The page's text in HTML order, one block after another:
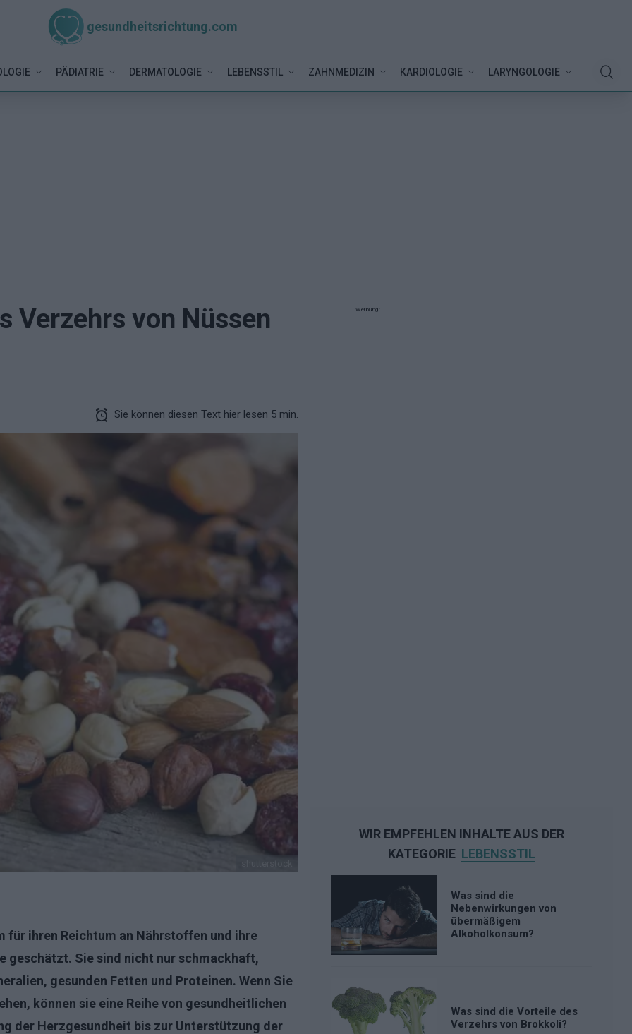
gesundheitsrichtung.com
PÄDIATRIE DERMATOLOGIE LEBENSSTIL ZAHNMEDIZIN KARDIOLOGIE LARYNGOLOGIE
Verzehrs von Nüssen
Sie können diesen Text hier lesen 5 min.
für ihren Reichtum an Nährstoffen und ihre
geschätzt. Sie sind nicht nur schmackhaft,
gesunden Fetten und Proteinen. Wenn Sie
können sie eine Reihe von gesundheitlichen
der Herzgesundheit bis zur Unterstützung der
Werbung:
WIR EMPFEHLEN INHALTE AUS DER
KATEGORIE LEBENSSTIL
Was sind die
Nebenwirkungen von
übermäßigem
Alkoholkonsum?
Was sind die Vorteile des
Verzehrs von Brokkoli?